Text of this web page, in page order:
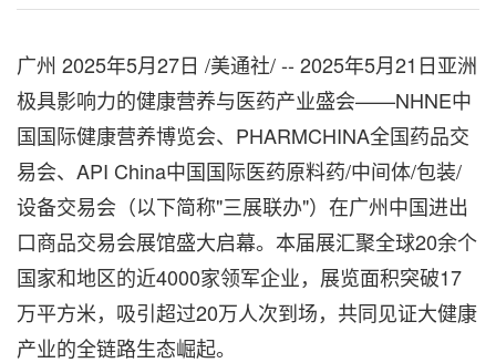
广州 2025年5月27日 /美通社/ -- 2025年5月21日亚洲
极具影响力的健康营养与医药产业盛会——NHNE中
国国际健康营养博览会、PHARMCHINA全国药品交
易会、API China中国国际医药原料药/中间体/包装/
设备交易会（以下简称"三展联办"）在广州中国进出
口商品交易会展馆盛大启幕。本届展汇聚全球20余个
国家和地区的近4000家领军企业，展览面积突破17
万平方米，吸引超过20万人次到场，共同见证大健康
产业的全链路生态崛起。